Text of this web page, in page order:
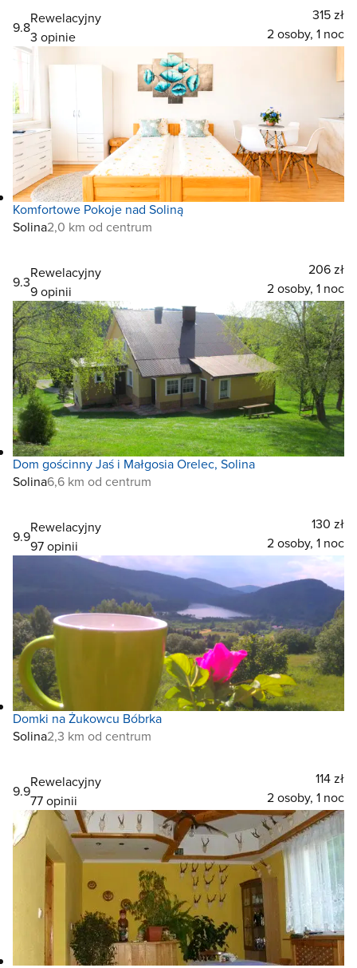
9.8
Rewelacyjny
3 opinie
315 zł
2 osoby, 1 noc
Komfortowe Pokoje nad Soliną
Solina2,0 km od centrum
9.3
Rewelacyjny
9 opinii
206 zł
2 osoby, 1 noc
Dom gościnny Jaś i Małgosia Orelec, Solina
Solina6,6 km od centrum
9.9
Rewelacyjny
97 opinii
130 zł
2 osoby, 1 noc
Domki na Żukowcu Bóbrka
Solina2,3 km od centrum
9.9
Rewelacyjny
77 opinii
114 zł
2 osoby, 1 noc